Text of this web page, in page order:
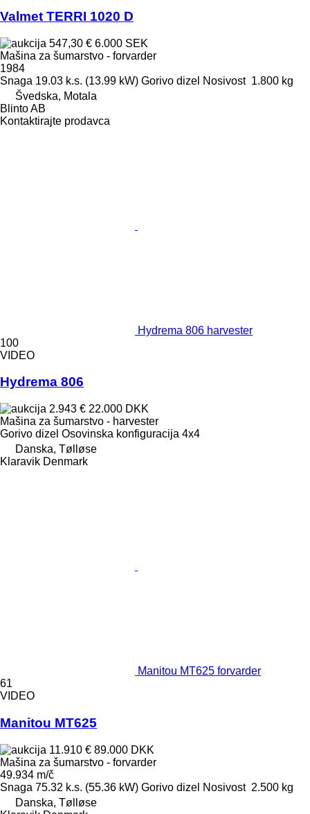
Valmet TERRI 1020 D
547,30 € 6.000 SEK
Mašina za šumarstvo - forvarder
1984
Snaga 19.03 k.s. (13.99 kW) Gorivo dizel Nosivost 1.800 kg
Švedska, Motala
Blinto AB
Kontaktirajte prodavca
Hydrema 806 harvester
100
VIDEO
Hydrema 806
2.943 € 22.000 DKK
Mašina za šumarstvo - harvester
Gorivo dizel Osovinska konfiguracija 4x4
Danska, Tølløse
Klaravik Denmark
Manitou MT625 forvarder
61
VIDEO
Manitou MT625
11.910 € 89.000 DKK
Mašina za šumarstvo - forvarder
49.934 m/č
Snaga 75.32 k.s. (55.36 kW) Gorivo dizel Nosivost 2.500 kg
Danska, Tølløse